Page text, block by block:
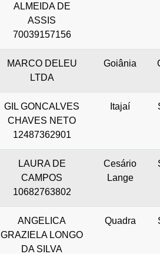
ALMEIDA DE
ASSIS
70039157156
MARCO DELEU
LTDA
Goiânia
GIL GONCALVES
CHAVES NETO
12487362901
Itajaí
LAURA DE
CAMPOS
10682763802
Cesário
Lange
ANGELICA
GRAZIELA LONGO
DA SILVA
Quadra